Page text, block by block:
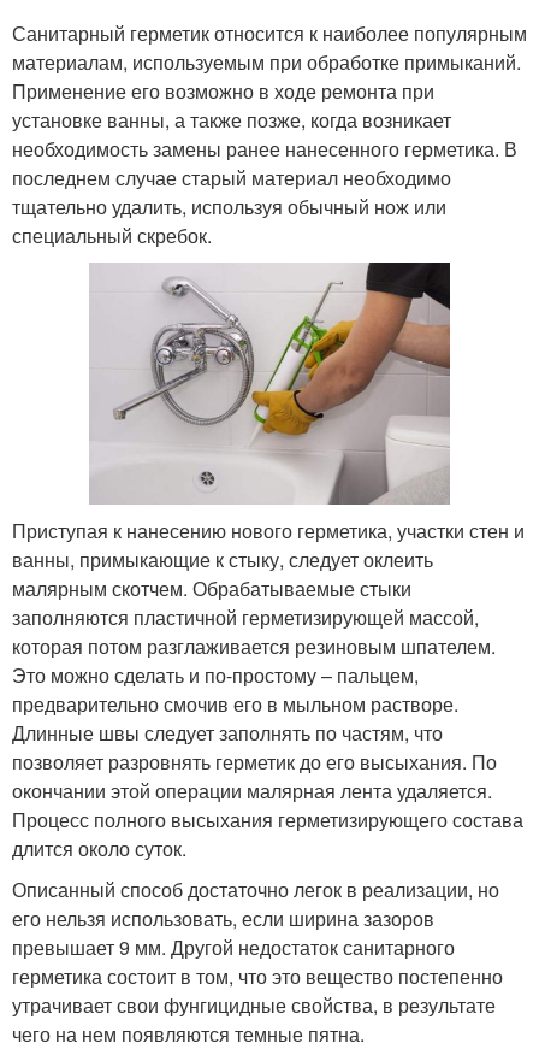
Санитарный герметик относится к наиболее популярным
материалам, используемым при обработке примыканий.
Применение его возможно в ходе ремонта при
установке ванны, а также позже, когда возникает
необходимость замены ранее нанесенного герметика. В
последнем случае старый материал необходимо
тщательно удалить, используя обычный нож или
специальный скребок.
Приступая к нанесению нового герметика, участки стен и
ванны, примыкающие к стыку, следует оклеить
малярным скотчем. Обрабатываемые стыки
заполняются пластичной герметизирующей массой,
которая потом разглаживается резиновым шпателем.
Это можно сделать и по-простому – пальцем,
предварительно смочив его в мыльном растворе.
Длинные швы следует заполнять по частям, что
позволяет разровнять герметик до его высыхания. По
окончании этой операции малярная лента удаляется.
Процесс полного высыхания герметизирующего состава
длится около суток.
Описанный способ достаточно легок в реализации, но
его нельзя использовать, если ширина зазоров
превышает 9 мм. Другой недостаток санитарного
герметика состоит в том, что это вещество постепенно
утрачивает свои фунгицидные свойства, в результате
чего на нем появляются темные пятна.